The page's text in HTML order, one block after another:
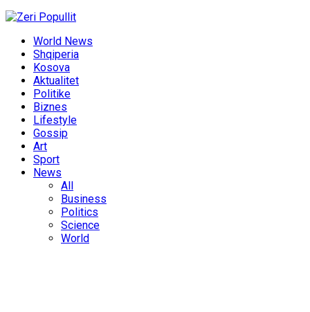
World News
Shqiperia
Kosova
Aktualitet
Politike
Biznes
Lifestyle
Gossip
Art
Sport
News
All
Business
Politics
Science
World